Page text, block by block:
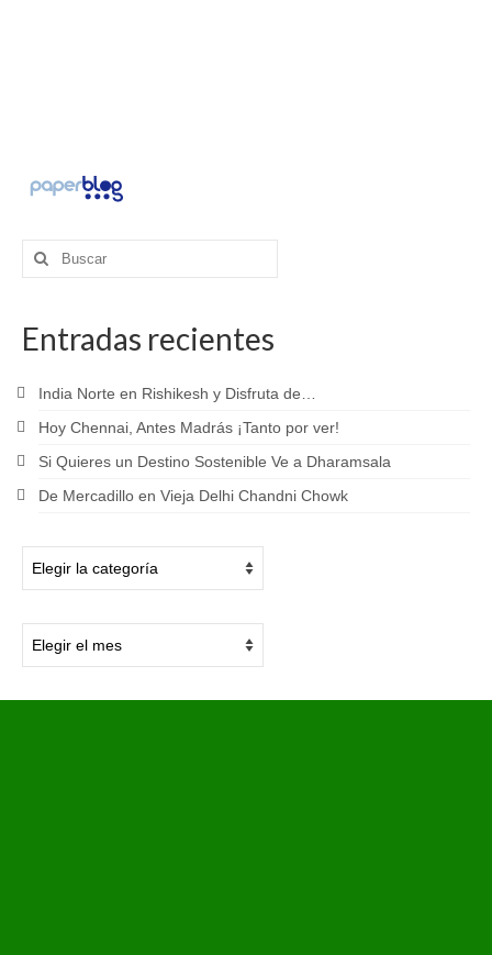
Buscar
por:
Entradas recientes
India Norte en Rishikesh y Disfruta de…
Hoy Chennai, Antes Madrás ¡Tanto por ver!
Si Quieres un Destino Sostenible Ve a Dharamsala
De Mercadillo en Vieja Delhi Chandni Chowk